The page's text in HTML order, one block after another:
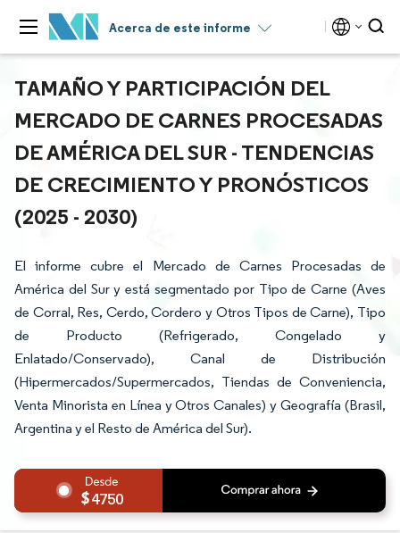
Acerca de este informe
TAMAÑO Y PARTICIPACIÓN DEL
MERCADO DE CARNES PROCESADAS
DE AMÉRICA DEL SUR - TENDENCIAS
DE CRECIMIENTO Y PRONÓSTICOS
(2025 - 2030)
El informe cubre el Mercado de Carnes Procesadas de
América del Sur y está segmentado por Tipo de Carne (Aves
de Corral, Res, Cerdo, Cordero y Otros Tipos de Carne), Tipo
de Producto (Refrigerado, Congelado y
Enlatado/Conservado), Canal de Distribución
(Hipermercados/Supermercados, Tiendas de Conveniencia,
Venta Minorista en Línea y Otros Canales) y Geografía (Brasil,
Argentina y el Resto de América del Sur).
4750